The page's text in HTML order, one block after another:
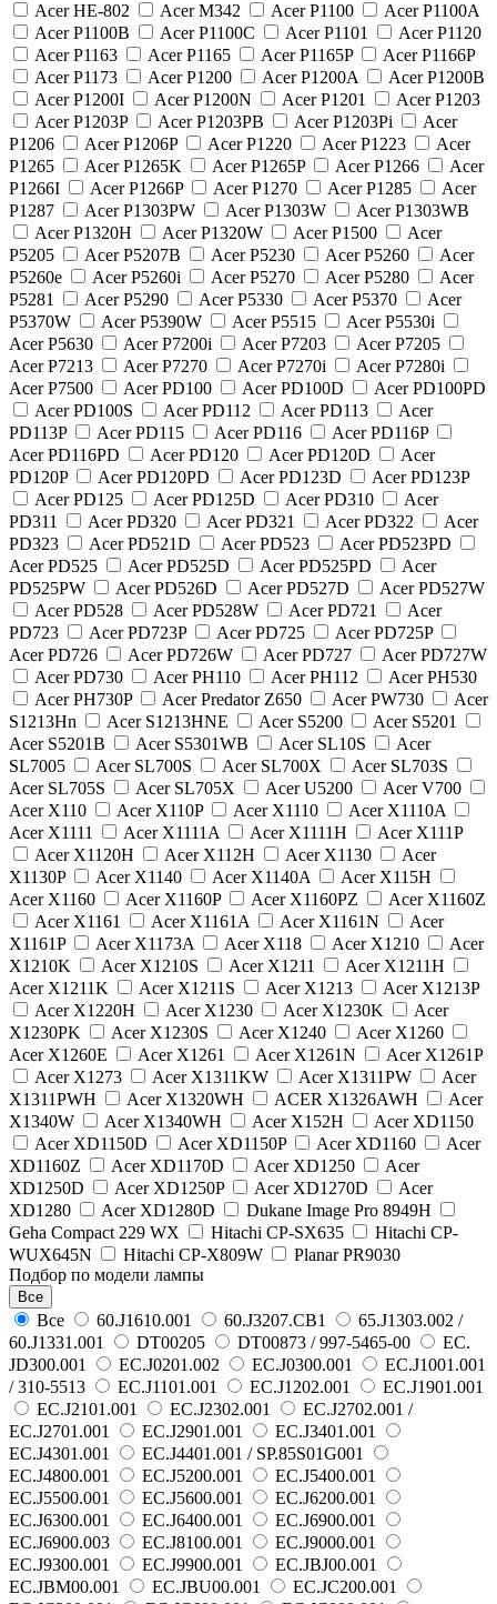
Acer HE-802
Acer M342 Acer P1100
Acer P1100A
Acer P1100B
Acer P1100C Acer P1101
Acer P1120
Acer P1163
Acer P1165 Acer P1165P
Acer P1166P
Acer P1173
Acer P1200 Acer P1200A
Acer P1200B
Acer P1200I
Acer P1200N Acer P1201
Acer P1203
Acer P1203P
Acer P1203PB Acer P1203Pi
Acer
P1206
Acer P1206P Acer P1220 Acer P1223
Acer
P1265
Acer P1265K Acer P1265P Acer P1266
Acer
P1266I
Acer P1266P Acer P1270 Acer P1285
Acer
P1287
Acer P1303PW Acer P1303W
Acer P1303WB
Acer P1320H
Acer P1320W Acer P1500
Acer
P5205
Acer P5207B Acer P5230 Acer P5260
Acer
P5260e
Acer P5260i Acer P5270 Acer P5280
Acer
P5281
Acer P5290 Acer P5330 Acer P5370
Acer
P5370W
Acer P5390W Acer P5515
Acer P5530i
Acer P5630
Acer P7200i Acer P7203
Acer P7205
Acer P7213
Acer P7270 Acer P7270i
Acer P7280i
Acer P7500
Acer PD100 Acer PD100D
Acer PD100PD
Acer PD100S
Acer PD112 Acer PD113
Acer
PD113P
Acer PD115 Acer PD116
Acer PD116P
Acer PD116PD
Acer PD120 Acer PD120D
Acer
PD120P
Acer PD120PD Acer PD123D
Acer PD123P
Acer PD125
Acer PD125D Acer PD310
Acer
PD311
Acer PD320 Acer PD321 Acer PD322
Acer
PD323
Acer PD521D Acer PD523
Acer PD523PD
Acer PD525
Acer PD525D Acer PD525PD
Acer
PD525PW
Acer PD526D Acer PD527D
Acer PD527W
Acer PD528
Acer PD528W Acer PD721
Acer
PD723
Acer PD723P Acer PD725
Acer PD725P
Acer PD726
Acer PD726W Acer PD727
Acer PD727W
Acer PD730
Acer PH110 Acer PH112
Acer PH530
Acer PH730P
Acer Predator Z650 Acer PW730
Acer
S1213Hn
Acer S1213HNE Acer S5200
Acer S5201
Acer S5201B
Acer S5301WB Acer SL10S
Acer
SL7005
Acer SL700S Acer SL700X
Acer SL703S
Acer SL705S
Acer SL705X Acer U5200
Acer V700
Acer X110
Acer X110P Acer X1110
Acer X1110A
Acer X1111
Acer X1111A Acer X1111H
Acer X111P
Acer X1120H
Acer X112H Acer X1130
Acer
X1130P
Acer X1140 Acer X1140A
Acer X115H
Acer X1160
Acer X1160P Acer X1160PZ
Acer X1160Z
Acer X1161
Acer X1161A Acer X1161N
Acer
X1161P
Acer X1173A Acer X118 Acer X1210
Acer
X1210K
Acer X1210S Acer X1211
Acer X1211H
Acer X1211K
Acer X1211S Acer X1213
Acer X1213P
Acer X1220H
Acer X1230 Acer X1230K
Acer
X1230PK
Acer X1230S Acer X1240
Acer X1260
Acer X1260E
Acer X1261 Acer X1261N
Acer X1261P
Acer X1273
Acer X1311KW Acer X1311PW
Acer
X1311PWH
Acer X1320WH ACER X1326AWH
Acer
X1340W
Acer X1340WH Acer X152H
Acer XD1150
Acer XD1150D
Acer XD1150P Acer XD1160
Acer
XD1160Z
Acer XD1170D Acer XD1250
Acer
XD1250D
Acer XD1250P Acer XD1270D
Acer
XD1280
Acer XD1280D
Dukane Image Pro 8949H
Geha Compact 229 WX
Hitachi CP-SX635
Hitachi CP-
WUX645N
Hitachi CP-X809W
Planar PR9030
Подбор по модели лампы
Все
Все 60.J1610.001 60.J3207.CB1
65.J1303.002 /
60.J1331.001
DT00205 DT00873 / 997-5465-00
EC.
JD300.001
EC.J0201.002 EC.J0300.001
EC.J1001.001
/ 310-5513
EC.J1101.001 EC.J1202.001
EC.J1901.001
EC.J2101.001
EC.J2302.001
EC.J2702.001 /
EC.J2701.001
EC.J2901.001
EC.J3401.001
EC.J4301.001
EC.J4401.001 / SP.85S01G001
EC.J4800.001
EC.J5200.001
EC.J5400.001
EC.J5500.001
EC.J5600.001
EC.J6200.001
EC.J6300.001
EC.J6400.001
EC.J6900.001
EC.J6900.003
EC.J8100.001
EC.J9000.001
EC.J9300.001
EC.J9900.001
EC.JBJ00.001
EC.JBM00.001
EC.JBU00.001
EC.JC200.001